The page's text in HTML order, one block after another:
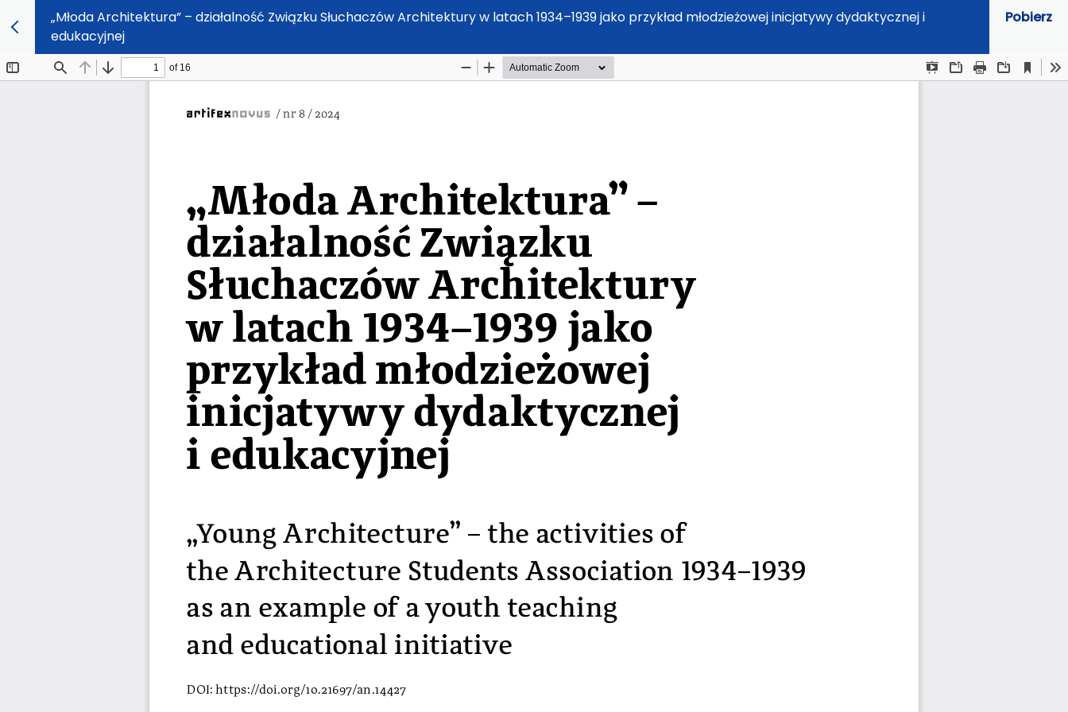
„Młoda Architektura” – działalność Związku Słuchaczów Architektury w latach 1934–1939 jako przykład młodzieżowej inicjatywy dydaktycznej i
edukacyjnej
Pobierz